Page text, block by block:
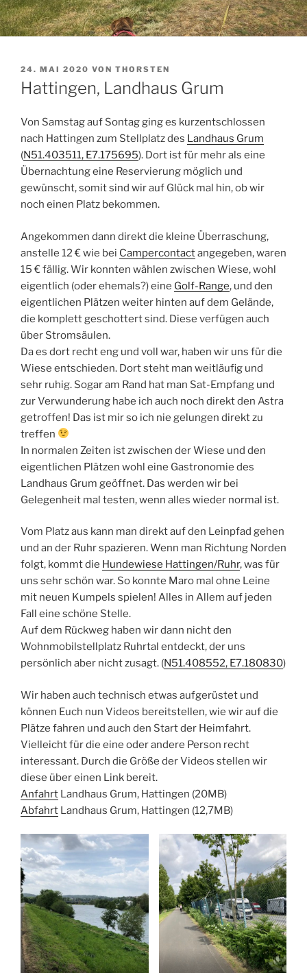
VERÖFFENTLICHT
AM
24. MAI 2020 VON THORSTEN
Hattingen, Landhaus Grum
Von Samstag auf Sontag ging es kurzentschlossen
nach Hattingen zum Stellplatz des Landhaus Grum
(N51.403511, E7.175695). Dort ist für mehr als eine
Übernachtung eine Reservierung möglich und
gewünscht, somit sind wir auf Glück mal hin, ob wir
noch einen Platz bekommen.
Angekommen dann direkt die kleine Überraschung,
anstelle 12 € wie bei Campercontactangegeben, waren
15 € fällig. Wir konnten wählen zwischen Wiese, wohl
eigentlich (oder ehemals?) eine Golf-Range, und den
eigentlichen Plätzen weiter hinten auf dem Gelände,
die komplett geschottert sind. Diese verfügen auch
über Stromsäulen.
Da es dort recht eng und voll war, haben wir uns für die
Wiese entschieden. Dort steht man weitläufig und
sehr ruhig. Sogar am Rand hat man Sat-Empfang und
zur Verwunderung habe ich auch noch direkt den Astra
getroffen! Das ist mir so ich nie gelungen direkt zu
treffen
In normalen Zeiten ist zwischen der Wiese und den
eigentlichen Plätzen wohl eine Gastronomie des
Landhaus Grum geöffnet. Das werden wir bei
Gelegenheit mal testen, wenn alles wieder normal ist.
Vom Platz aus kann man direkt auf den Leinpfad gehen
und an der Ruhr spazieren. Wenn man Richtung Norden
folgt, kommt die Hundewiese Hattingen/Ruhr, was für
uns sehr schön war. So konnte Maro mal ohne Leine
mit neuen Kumpels spielen! Alles in Allem auf jeden
Fall eine schöne Stelle.
Auf dem Rückweg haben wir dann nicht den
Wohnmobilstellplatz Ruhrtal entdeckt, der uns
persönlich aber nicht zusagt. (N51.408552, E7.180830)
Wir haben auch technisch etwas aufgerüstet und
können Euch nun Videos bereitstellen, wie wir auf die
Plätze fahren und auch den Start der Heimfahrt.
Vielleicht für die eine oder andere Person recht
interessant. Durch die Größe der Videos stellen wir
diese über einen Link bereit.
Anfahrt Landhaus Grum, Hattingen (20MB)
Abfahrt Landhaus Grum, Hattingen (12,7MB)